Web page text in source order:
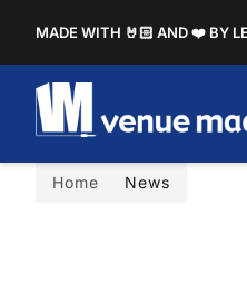
MADE WITH 🤘🏻 AND ❤️ BY
Home News